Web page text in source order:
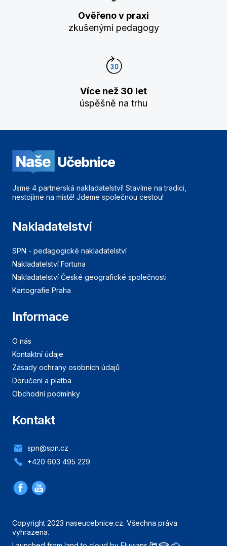
Ověřeno v praxi
zkušenými pedagogy
Více než 30 let
úspěšně na trhu
Jsme 4 partnerská nakladatelství! Stavíme na tradici,
nestojíme na místě! Jdeme společnou cestou!
Nakladatelství
SPN - pedagogické nakladatelství
Nakladatelství Fortuna
Nakladatelství České geografické společnosti
Kartografie Praha
Informace
O nás
Kontaktní údaje
Zásady ochrany osobních údajů
Doručení a platba
Obchodní podmínky
Kontakt
spn@spn.cz
+420 603 495 229
Copyright 2023 naseucebnice.cz. Všechna práva
vyhrazena.